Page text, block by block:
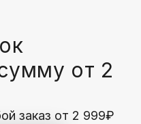
от 2
заказ от 2 999₽